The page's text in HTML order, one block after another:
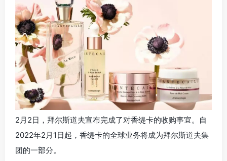
2月2日，拜尔斯道夫宣布完成了对香缇卡的收购事宜。自
2022年2月1日起，香缇卡的全球业务将成为拜尔斯道夫集
团的一部分。
香缇卡于1997年创立，一直以天然草本精华的奢华护肤及
彩妆见称，品牌坚持从植物和花卉中提取天然成分，拒绝
动物实验，聚焦可持续和慈善。